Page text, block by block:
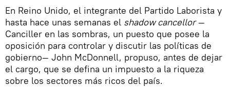
En Reino Unido, el integrante del Partido Laborista y
hasta hace unas semanas el shadow cancellor—
Canciller en las sombras, un puesto que posee la
oposición para controlar y discutir las políticas de
gobierno— John McDonnell, propuso, antes de dejar
el cargo, que se defina un impuesto a la riqueza
sobre los sectores más ricos del país.